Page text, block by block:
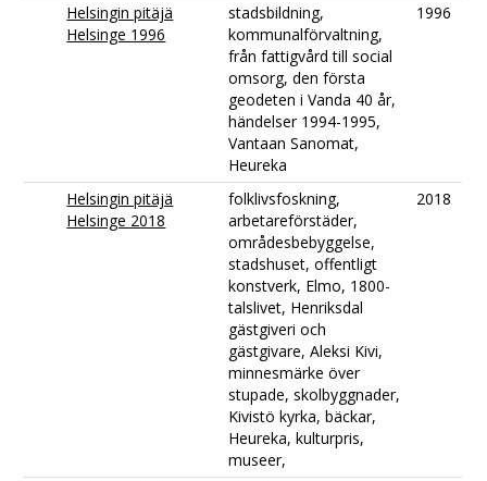
Helsingin pitäjä
Helsinge 1996
stadsbildning,
kommunalförvaltning,
från fattigvård till social
omsorg, den första
geodeten i Vanda 40 år,
händelser 1994-1995,
Vantaan Sanomat,
Heureka
1996
Helsingin pitäjä
Helsinge 2018
folklivsfoskning,
arbetareförstäder,
områdesbebyggelse,
stadshuset, offentligt
konstverk, Elmo, 1800-
talslivet, Henriksdal
gästgiveri och
gästgivare, Aleksi Kivi,
minnesmärke över
stupade, skolbyggnader,
Kivistö kyrka, bäckar,
Heureka, kulturpris,
museer,
2018